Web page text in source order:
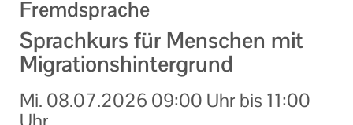
Fremdsprache
Sprachkurs für Menschen mit
Migrationshintergrund
Mi. 08.07.2026 09:00 Uhr bis 11:00
Geschäftsstelle
Teilnahmebedingungen
Mitglieder und Kooperationspartner der KEB
Pfaffenhofen